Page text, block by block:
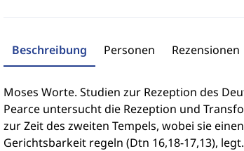
Beschreibung Personen Rezensionen
Moses Worte. Studien zur Rezeption des
Pearce untersucht die Rezeption und
zur Zeit des zweiten Tempels, wobei sie
Gerichtsbarkeit regeln (Dtn 16,18-17,13), legt.